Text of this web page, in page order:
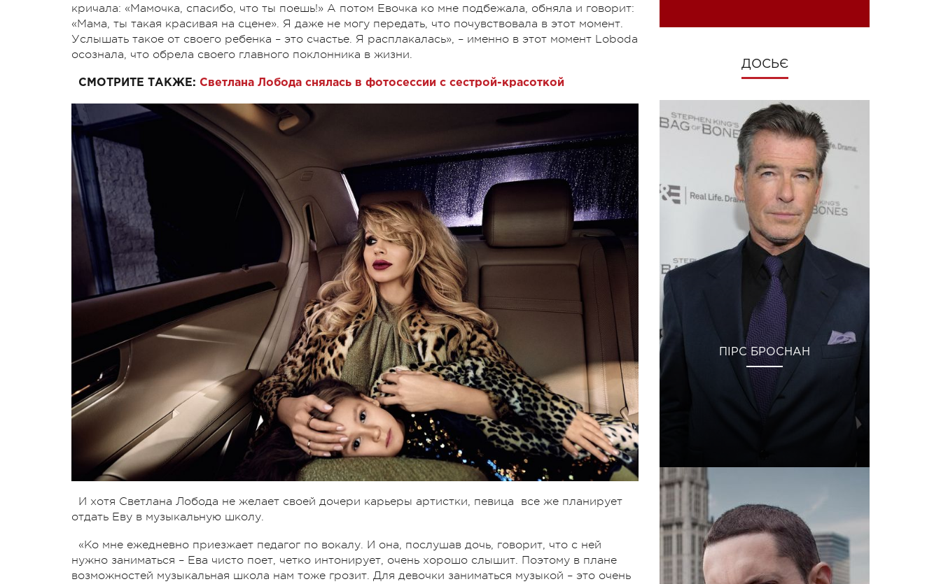
кричала: «Мамочка, спасибо, что ты поешь!» А потом Евочка ко мне подбежала, обняла и говорит:
«Мама, ты такая красивая на сцене». Я даже не могу передать, что почувствовала в этот момент.
Услышать такое от своего ребенка – это счастье. Я расплакалась», – именно в этот момент Loboda
осознала, что обрела своего главного поклонника в жизни.
СМОТРИТЕ ТАКЖЕ: Светлана Лобода снялась в фотосессии с сестрой-красоткой
И хотя Светлана Лобода не желает своей дочери карьеры артистки, певица все же планирует
отдать Еву в музыкальную школу.
«Ко мне ежедневно приезжает педагог по вокалу. И она, послушав дочь, говорит, что с ней
нужно заниматься – Ева чисто поет, четко интонирует, очень хорошо слышит. Поэтому в плане
возможностей музыкальная школа нам тоже грозит. Для девочки заниматься музыкой – это очень
ДОСЬЄ
ПІРС БРОСНАН